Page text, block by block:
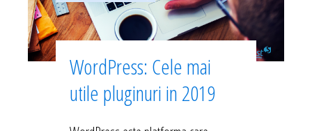
WordPress: Cele mai
utile pluginuri in 2019